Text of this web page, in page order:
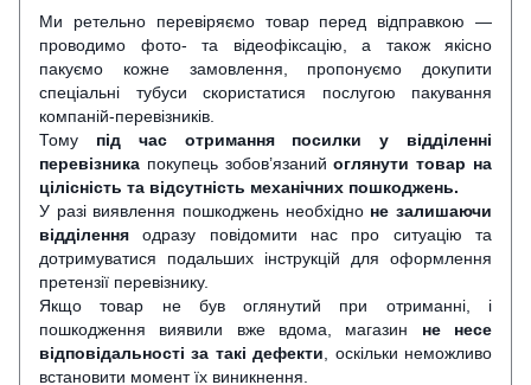
Ми ретельно перевіряємо товар перед відправкою —
проводимо фото- та відеофіксацію, а також якісно
пакуємо кожне замовлення, пропонуємо докупити
спеціальні тубуси скористатися послугою пакування
компаній-перевізників.
Тому під час отримання посилки у відділенні
перевізника покупець зобов’язанийоглянути товар на
цілісність та відсутність механічних пошкоджень.
У разі виявлення пошкоджень необхідно не залишаючи
відділення одразу повідомити нас про ситуацію та
дотримуватися подальших інструкцій для оформлення
претензії перевізнику.
Якщо товар не був оглянутий при отриманні, і
пошкодження виявили вже вдома, магазин не несе
відповідальності за такі дефекти , оскільки неможливо
встановити момент їх виникнення.